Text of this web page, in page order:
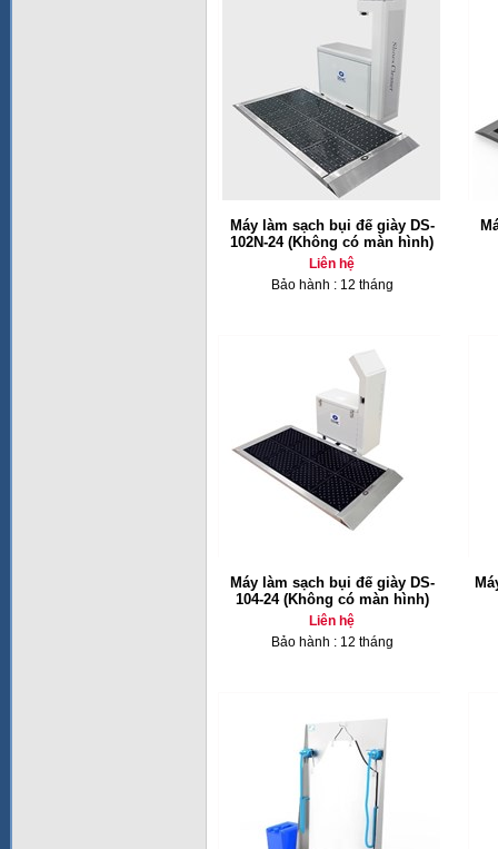
Máy làm sạch bụi đế giày DS-
102N-24 (Không có màn hình)
Liên hệ
Bảo hành : 12 tháng
Máy làm sạch bụi đế giày DS-
104-24 (Không có màn hình)
Liên hệ
Bảo hành : 12 tháng